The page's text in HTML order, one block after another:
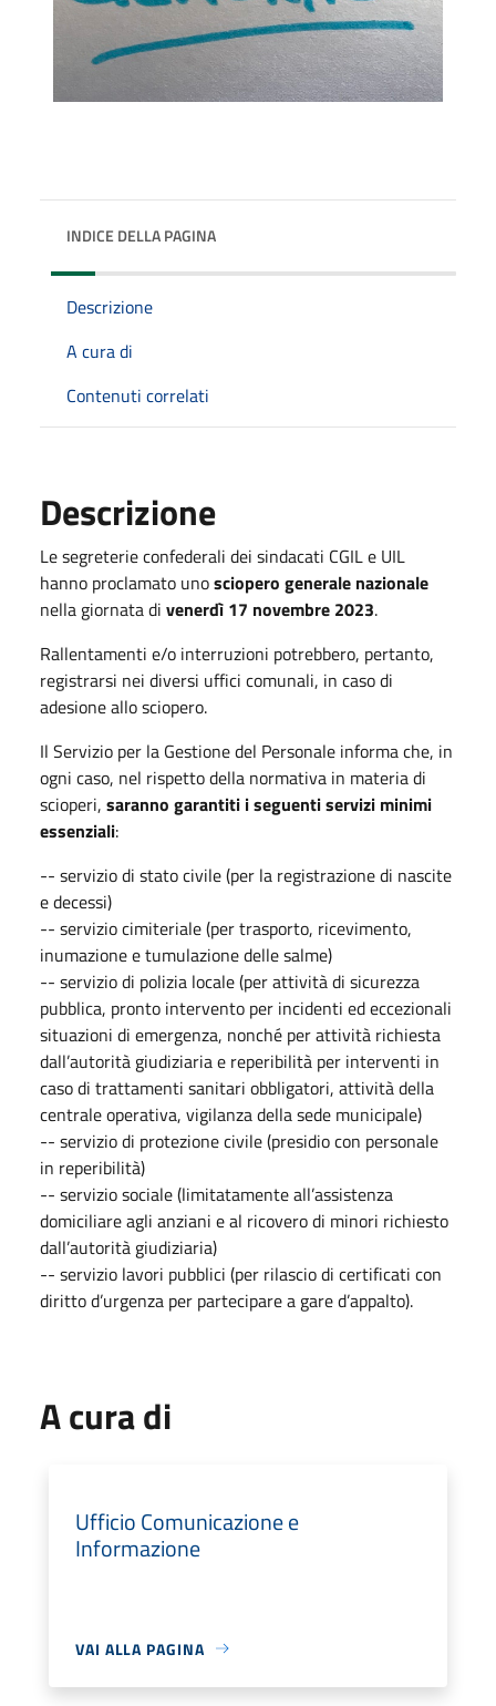
INDICE DELLA PAGINA
Descrizione
A cura di
Contenuti correlati
Descrizione
Le segreterie confederali dei sindacati CGIL e UIL
hanno proclamato unosciopero generale nazionale
nella giornata di venerdì 17 novembre 2023.
Rallentamenti e/o interruzioni potrebbero, pertanto,
registrarsi nei diversi uffici comunali, in caso di
adesione allo sciopero.
Il Servizio per la Gestione del Personale informa che, in
ogni caso, nel rispetto della normativa in materia di
scioperi, saranno garantiti i seguenti servizi minimi
essenziali:
-- servizio di stato civile (per la registrazione di nascite
e decessi)
-- servizio cimiteriale (per trasporto, ricevimento,
inumazione e tumulazione delle salme)
-- servizio di polizia locale (per attività di sicurezza
pubblica, pronto intervento per incidenti ed eccezionali
situazioni di emergenza, nonché per attività richiesta
dall’autorità giudiziaria e reperibilità per interventi in
caso di trattamenti sanitari obbligatori, attività della
centrale operativa, vigilanza della sede municipale)
-- servizio di protezione civile (presidio con personale
in reperibilità)
-- servizio sociale (limitatamente all’assistenza
domiciliare agli anziani e al ricovero di minori richiesto
dall’autorità giudiziaria)
-- servizio lavori pubblici (per rilascio di certificati con
diritto d’urgenza per partecipare a gare d’appalto).
A cura di
Ufficio Comunicazione e
Informazione
VAI ALLA PAGINA